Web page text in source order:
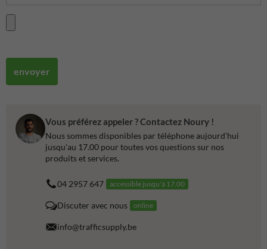
envoyer
Vous préférez appeler ? Contactez Noury !
Nous sommes disponibles par téléphone aujourd'hui
jusqu'au 17.00 pour toutes vos questions sur nos
produits et services.
04 2957 647 accessible jusqu'à 17.00
Discuter avec nous online
info@trafficsupply.be